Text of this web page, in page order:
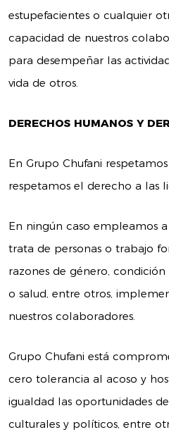
estupefacientes o cualquier
capacidad de nuestros
para desempeñar las
vida de otros.
DERECHOS HUMANOS Y
En Grupo Chufani
respetamos el derecho a las
En ningún caso empleamos
trata de personas o trabajo
razones de género, condición
o salud, entre otros,
nuestros colaboradores.
Grupo Chufani está
cero tolerancia al acoso y
igualdad las oportunidades
culturales y políticos, entre